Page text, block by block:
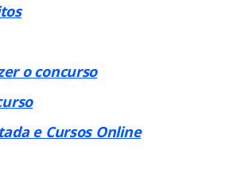
o concurso
e Cursos Online